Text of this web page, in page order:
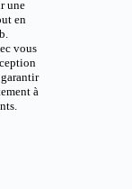
une
en
vous
à